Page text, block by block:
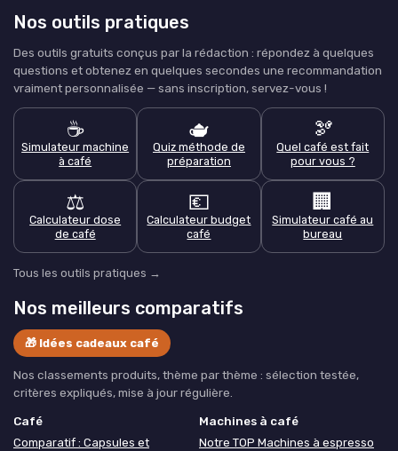
Nos outils pratiques
Des outils gratuits conçus par la rédaction : répondez à quelques
questions et obtenez en quelques secondes une recommandation
vraiment personnalisée — sans inscription, servez-vous !
☕
Simulateur machine
à café
🫖
Quiz méthode de
préparation
🫘
Quel café est fait
pour vous ?
⚖️
Calculateur dose
de café
💶
Calculateur budget
café
🏢
Simulateur café au
bureau
Tous les outils pratiques →
Nos meilleurs comparatifs
🎁 Idées cadeaux café
Nos classements produits, thème par thème : sélection testée,
critères expliqués, mise à jour régulière.
Café
Comparatif : Capsules et
Machines à café
Notre TOP Machines à espresso